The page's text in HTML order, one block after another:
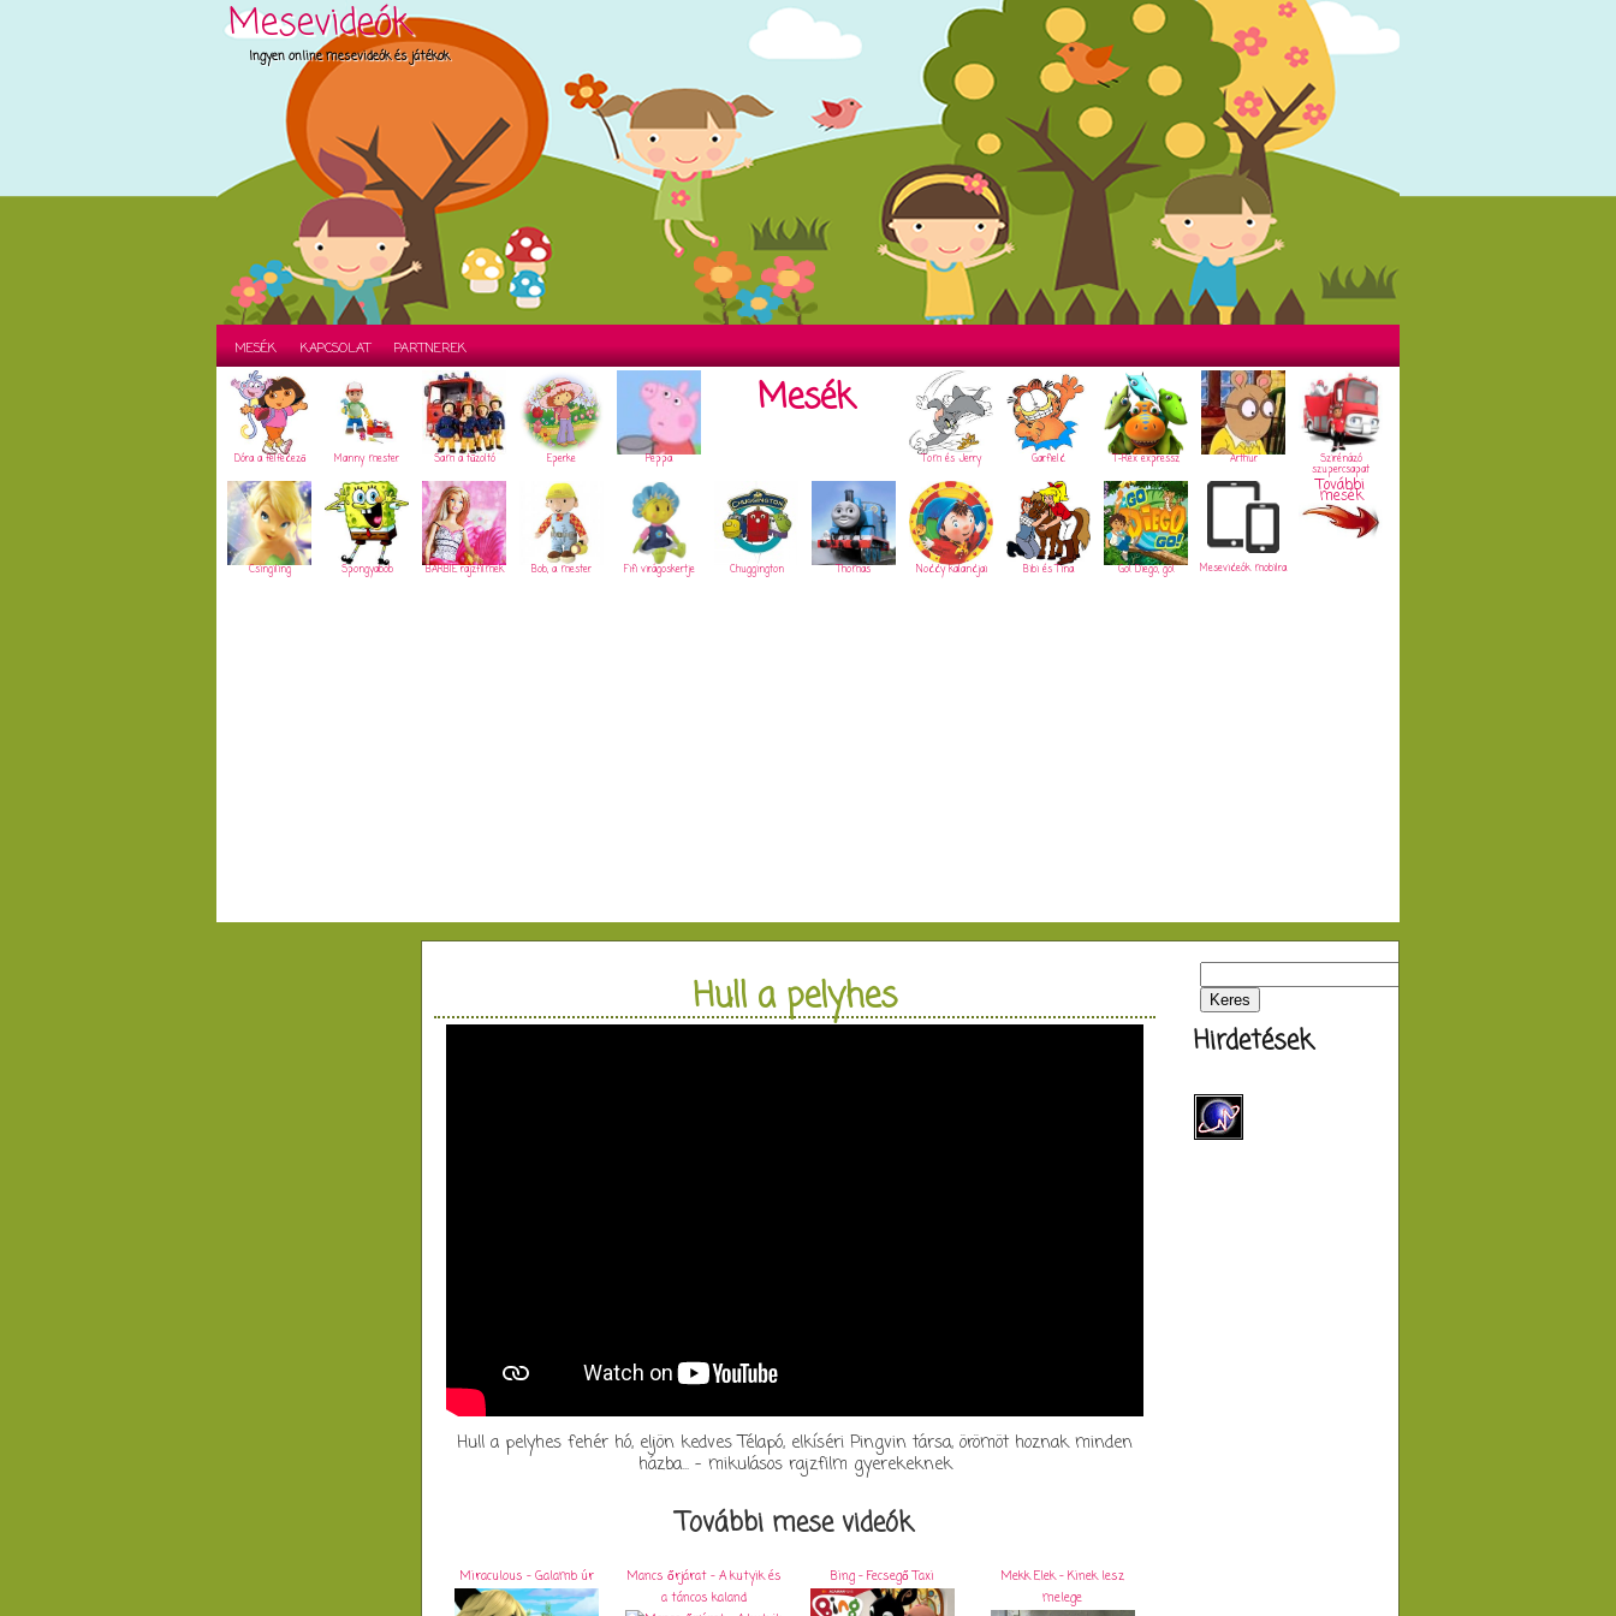
Mesevideók
Ingyen online mesevideók és játékok
MESÉK KAPCSOLAT PARTNEREK
Dóra a felfedező Manny mester Sam a tűzoltó Eperke Peppa
Mesék
Tom és Jerry Garfield T-Rex expressz Arthur Szirénázó
szupercsapat
Csingiling Spongyabob BARBIE rajzfilmek Bob, a mester Fifi virágoskertje Chuggington Thomas Noddy kalandjai Bibi és Tina Go! Diego, go! Mesevideók mobilra
További
mesék
Hull a pelyhes
Hull a pelyhes fehér hó, eljön kedves Télapó, elkíséri Pingvin társa, örömöt hoznak minden
házba... - mikulásos rajzfilm gyerekeknek
További mese videók
Miraculous - Galamb úr
Mancs őrjárat - A kutyik és
a táncos kaland
Bing - Fecsegő Taxi
Mekk Elek - Kinek lesz
melege
Hirdetések